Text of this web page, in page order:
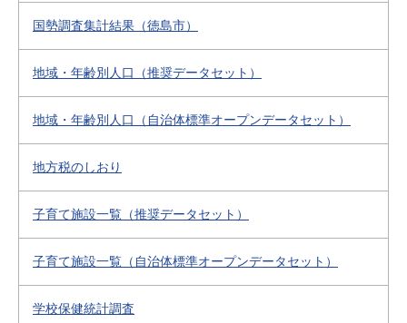
国勢調査集計結果（徳島市）
地域・年齢別人口（推奨データセット）
地域・年齢別人口（自治体標準オープンデータセット）
地方税のしおり
子育て施設一覧（推奨データセット）
子育て施設一覧（自治体標準オープンデータセット）
学校保健統計調査